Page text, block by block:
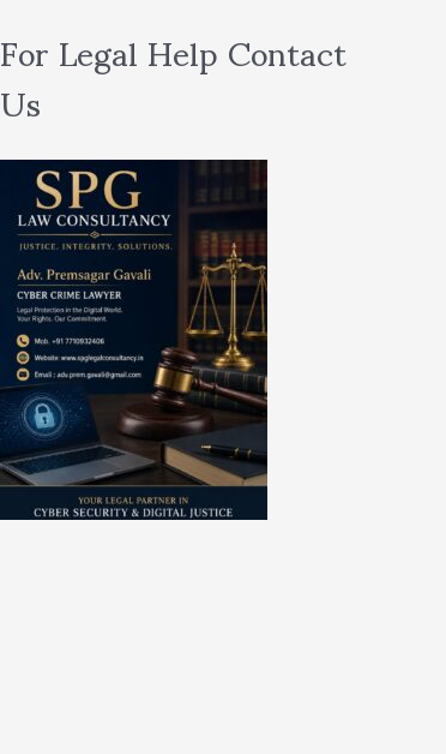
For Legal Help Contact
Us